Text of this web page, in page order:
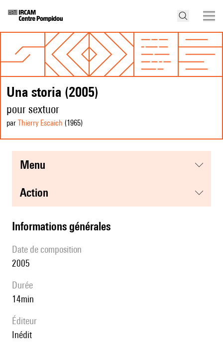
Una storia (2005)
pour sextuor
par Thierry Escaich (1965)
menu
action
informations générales
date de composition
2005
durée
14min
éditeur
Inédit